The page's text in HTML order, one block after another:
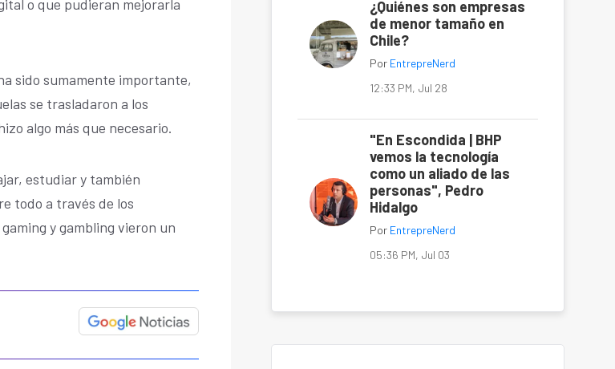
o que pudieran mejorarla
sido sumamente importante,
se trasladaron a los
algo más que necesario.
estudiar y también
todo a través de los
y gambling vieron un
¿Quiénes son empresas
de menor tamaño en
Chile?
Por EntrepreNerd
12:33 PM, Jul 28
"En Escondida | BHP
vemos la tecnología
como un aliado de las
personas", Pedro
Hidalgo
Por EntrepreNerd
05:36 PM, Jul 03